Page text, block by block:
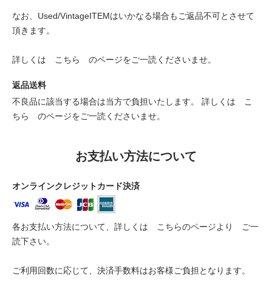
なお、Used/VintageITEMはいかなる場合もご返品不可とさせて
頂きます。
詳しくは こちら のページをご一読くださいませ。
返品送料
不良品に該当する場合は当方で負担いたします。 詳しくは
こ
ちら
のページをご一読くださいませ。
お支払い方法について
オンラインクレジットカード決済
各お支払い方法について、詳しくは こちらのページより
ご一
読下さい。
ご利用回数に応じて、決済手数料はお客様ご負担となります。